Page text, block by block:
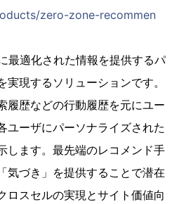
zero-zone-recommen
最適化された情報を提供するパ
現するソリューションです。
履歴などの行動履歴を元にユー
ユーザにパーソナライズされた
します。最先端のレコメンド手
気づき」を提供することで潜在
ロスセルの実現とサイト価値向